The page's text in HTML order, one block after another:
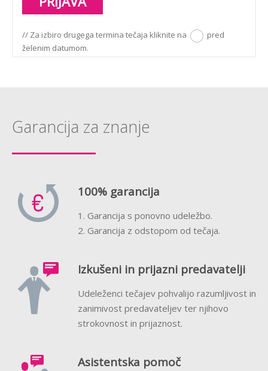
// Za izbiro drugega termina tečaja kliknite na
pred
želenim datumom.
Garancija za znanje
100% garancija
1. Garancija s ponovno udeležbo.
2. Garancija z odstopom od tečaja.
Izkušeni in prijazni predavatelji
Udeleženci tečajev pohvalijo razumljivost in
zanimivost predavateljev ter njihovo
strokovnost in prijaznost.
Asistentska pomoč